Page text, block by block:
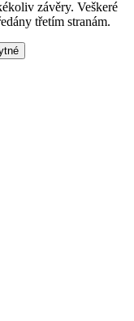
závěry. Veškeré
třetím stranám.